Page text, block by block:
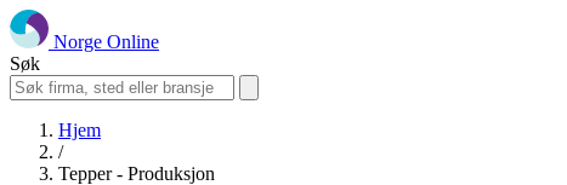
Norge Online
Søk
Hjem
/
Tepper - Produksjon